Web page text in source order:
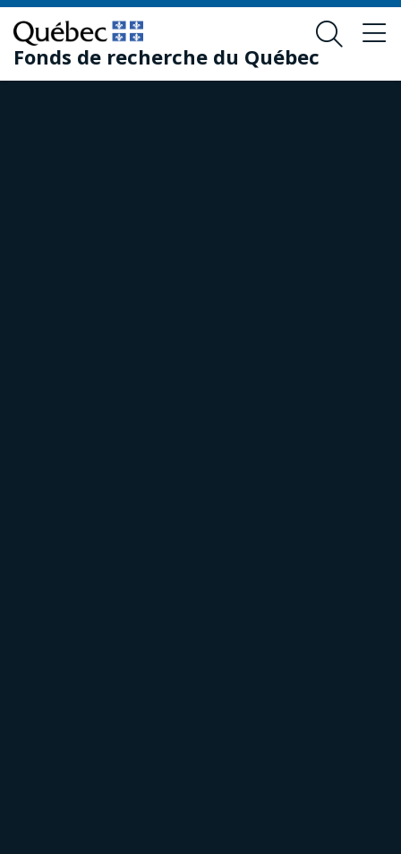
Passer
au
contenu
principal
Passer
au
pied
de
Fonds de recherche du Québec